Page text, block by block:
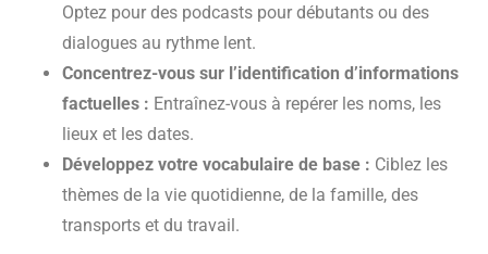
Optez pour des podcasts pour débutants ou des
dialogues au rythme lent.
Concentrez-vous sur l’identification d’informations
factuelles : Entraînez-vous à repérer les noms, les
lieux et les dates.
Développez votre vocabulaire de base : Ciblez les
thèmes de la vie quotidienne, de la famille, des
transports et du travail.